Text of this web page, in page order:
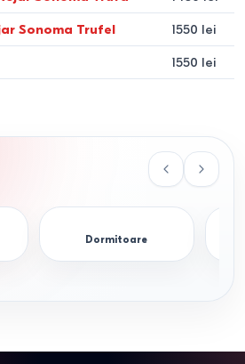
siguranță
produse din PAL și MDF cu clasa
copiilor.
suporturi pentru cravate și
Sonoma Trufel 1550 lei
1550 lei
Dormitoare